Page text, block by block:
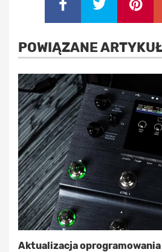
POWIĄZANE
Aktualizacja oprogramowania